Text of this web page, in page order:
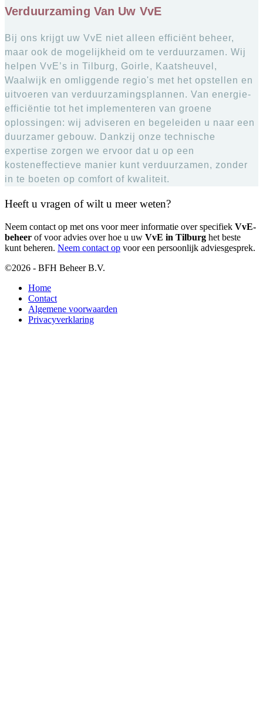
Verduurzaming Van Uw VvE
Bij ons krijgt uw VvE niet alleen efficiënt beheer,
maar ook de mogelijkheid om te verduurzamen. Wij
helpen VvE’s in Tilburg, Goirle, Kaatsheuvel,
Waalwijk en omliggende regio's met het opstellen en
uitvoeren van verduurzamingsplannen. Van energie-
efficiëntie tot het implementeren van groene
oplossingen: wij adviseren en begeleiden u naar een
duurzamer gebouw. Dankzij onze technische
expertise zorgen we ervoor dat u op een
kosteneffectieve manier kunt verduurzamen, zonder
in te boeten op comfort of kwaliteit.
Heeft u vragen of wilt u meer weten?
Neem contact op met ons voor meer informatie over specifiek VvE-
beheer of voor advies over hoe u uw VvE in Tilburg het beste
kunt beheren. Neem contact op voor een persoonlijk adviesgesprek.
©2026 - BFH Beheer B.V.
Home
Contact
Algemene voorwaarden
Privacyverklaring